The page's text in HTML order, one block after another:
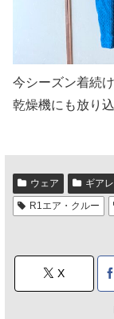
今シーズン着続
乾燥機にも放り
ウェア ギア
R1エア・クルー
X